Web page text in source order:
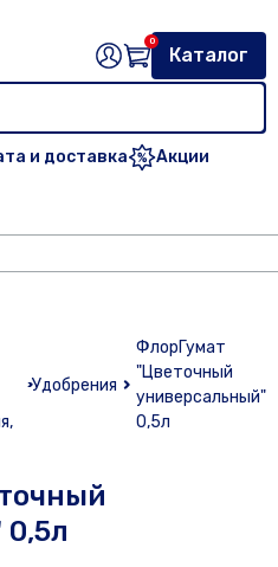
и доставка Акции
Каталог
0
Удобрения
ФлорГумат
"Цветочный
универсальный"
0,5л